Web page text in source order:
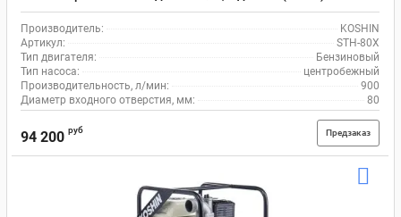
Производитель:
KOSHIN
Артикул:
STH-80X
Тип двигателя:
Бензиновый
Тип насоса:
центробежный
Производительность, л/мин:
900
Диаметр входного отверстия, мм:
80
94 200 руб Предзаказ